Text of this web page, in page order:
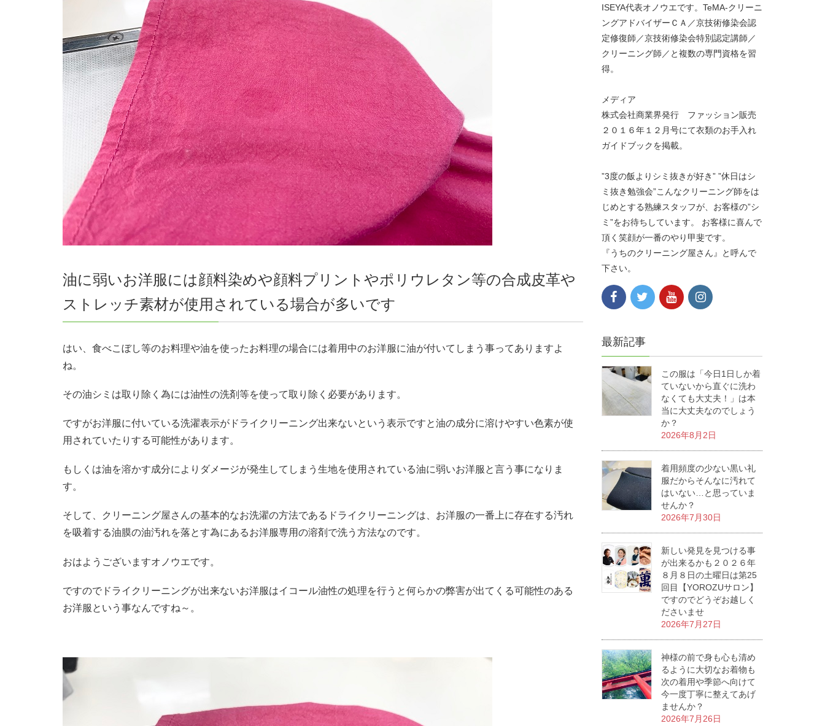
油に弱いお洋服には顔料染めや顔料プリントやポリウレタン等の合成皮革や
ストレッチ素材が使用されている場合が多いです
はい、食べこぼし等のお料理や油を使ったお料理の場合には着用中のお洋服に油が付いてしまう事ってありますよ
ね。
その油シミは取り除く為には油性の洗剤等を使って取り除く必要があります。
ですがお洋服に付いている洗濯表示がドライクリーニング出来ないという表示ですと油の成分に溶けやすい色素が使
用されていたりする可能性があります。
もしくは油を溶かす成分によりダメージが発生してしまう生地を使用されている油に弱いお洋服と言う事になりま
す。
そして、クリーニング屋さんの基本的なお洗濯の方法であるドライクリーニングは、お洋服の一番上に存在する汚れ
を吸着する油膜の油汚れを落とす為にあるお洋服専用の溶剤で洗う方法なのです。
おはようございますオノウエです。
ですのでドライクリーニングが出来ないお洋服はイコール油性の処理を行うと何らかの弊害が出てくる可能性のある
お洋服という事なんですね～。
ISEYA代表オノウエです。TeMA-クリーニ
ングアドバイザーＣＡ／京技術修染会認
定修復師／京技術修染会特別認定講師／
クリーニング師／と複数の専門資格を習
得。
メディア
株式会社商業界発行 ファッション販売
２０１６年１２月号にて衣類のお手入れ
ガイドブックを掲載。
”3度の飯よりシミ抜きが好き” ”休日はシ
ミ抜き勉強会”こんなクリーニング師をは
じめとする熟練スタッフが、お客様の”シ
ミ”をお待ちしています。 お客様に喜んで
頂く笑顔が一番のやり甲斐です。
『うちのクリーニング屋さん』と呼んで
下さい。
最新記事
この服は「今日1日しか着
ていないから直ぐに洗わ
なくても大丈夫！」は本
当に大丈夫なのでしょう
か？
2026年8月2日
着用頻度の少ない黒い礼
服だからそんなに汚れて
はいない…と思っていま
せんか？
2026年7月30日
新しい発見を見つける事
が出来るかも２０２６年
８月８日の土曜日は第25
回目【YOROZUサロン】
ですのでどうぞお越しく
ださいませ
2026年7月27日
神様の前で身も心も清め
るように大切なお着物も
次の着用や季節へ向けて
今一度丁寧に整えてあげ
ませんか？
2026年7月26日